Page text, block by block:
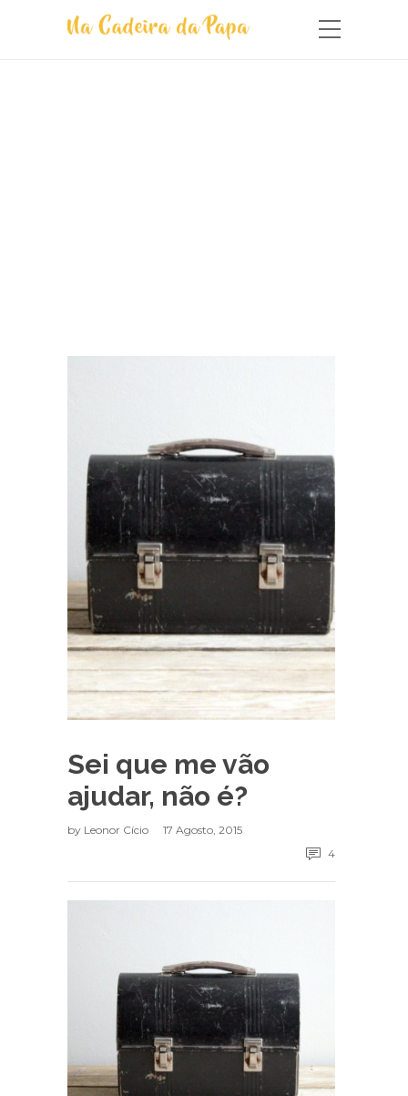
Sei que me vão
ajudar, não é?
by Leonor Cício
17 Agosto, 2015
4